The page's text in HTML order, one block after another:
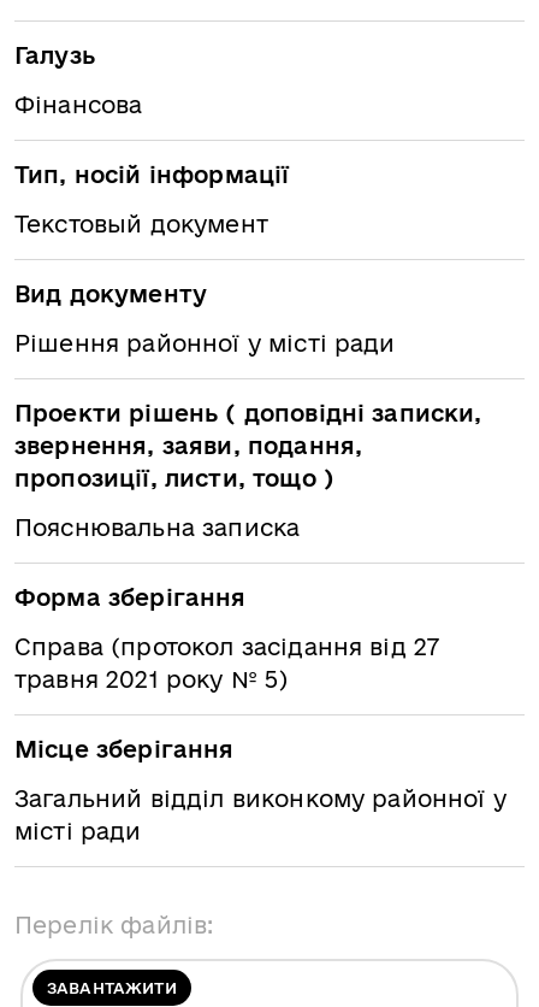
Галузь
Фінансова
Тип, носій інформації
Текстовый документ
Вид документу
Рішення районної у місті ради
Проекти рішень ( доповідні записки,
звернення, заяви, подання,
пропозиції, листи, тощо )
Пояснювальна записка
Форма зберігання
Справа (протокол засідання від 27
травня 2021 року № 5)
Місце зберігання
Загальний відділ виконкому районної у
місті ради
Перелік файлів:
ЗАВАНТАЖИТИ